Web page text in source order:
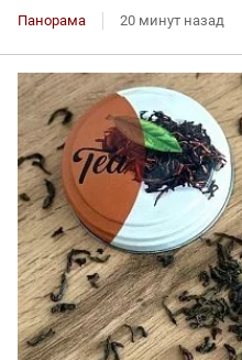
Панорама 20 минут назад